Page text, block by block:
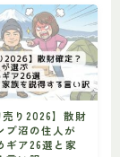
売り2026】散財
プ沼の住人が
ギア26選と家